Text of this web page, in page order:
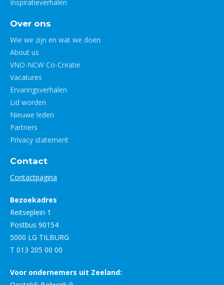
Inspiratieverhalen
Over ons
Wie we zijn en wat we doen
About us
VNO-NCW Co-Creatie
Vacatures
Ervaringsverhalen
Lid worden
Nieuwe leden
Partners
Privacy statement
Contact
Contactpagina
Bezoekadres
Reitseplein 1
Postbus 90154
5000 LG TILBURG
T 013 205 00 00
Voor ondernemers uit Zeeland: